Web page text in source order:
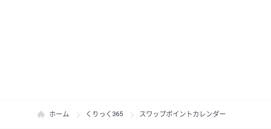
ホーム くりっく365 スワップポイントカレンダー